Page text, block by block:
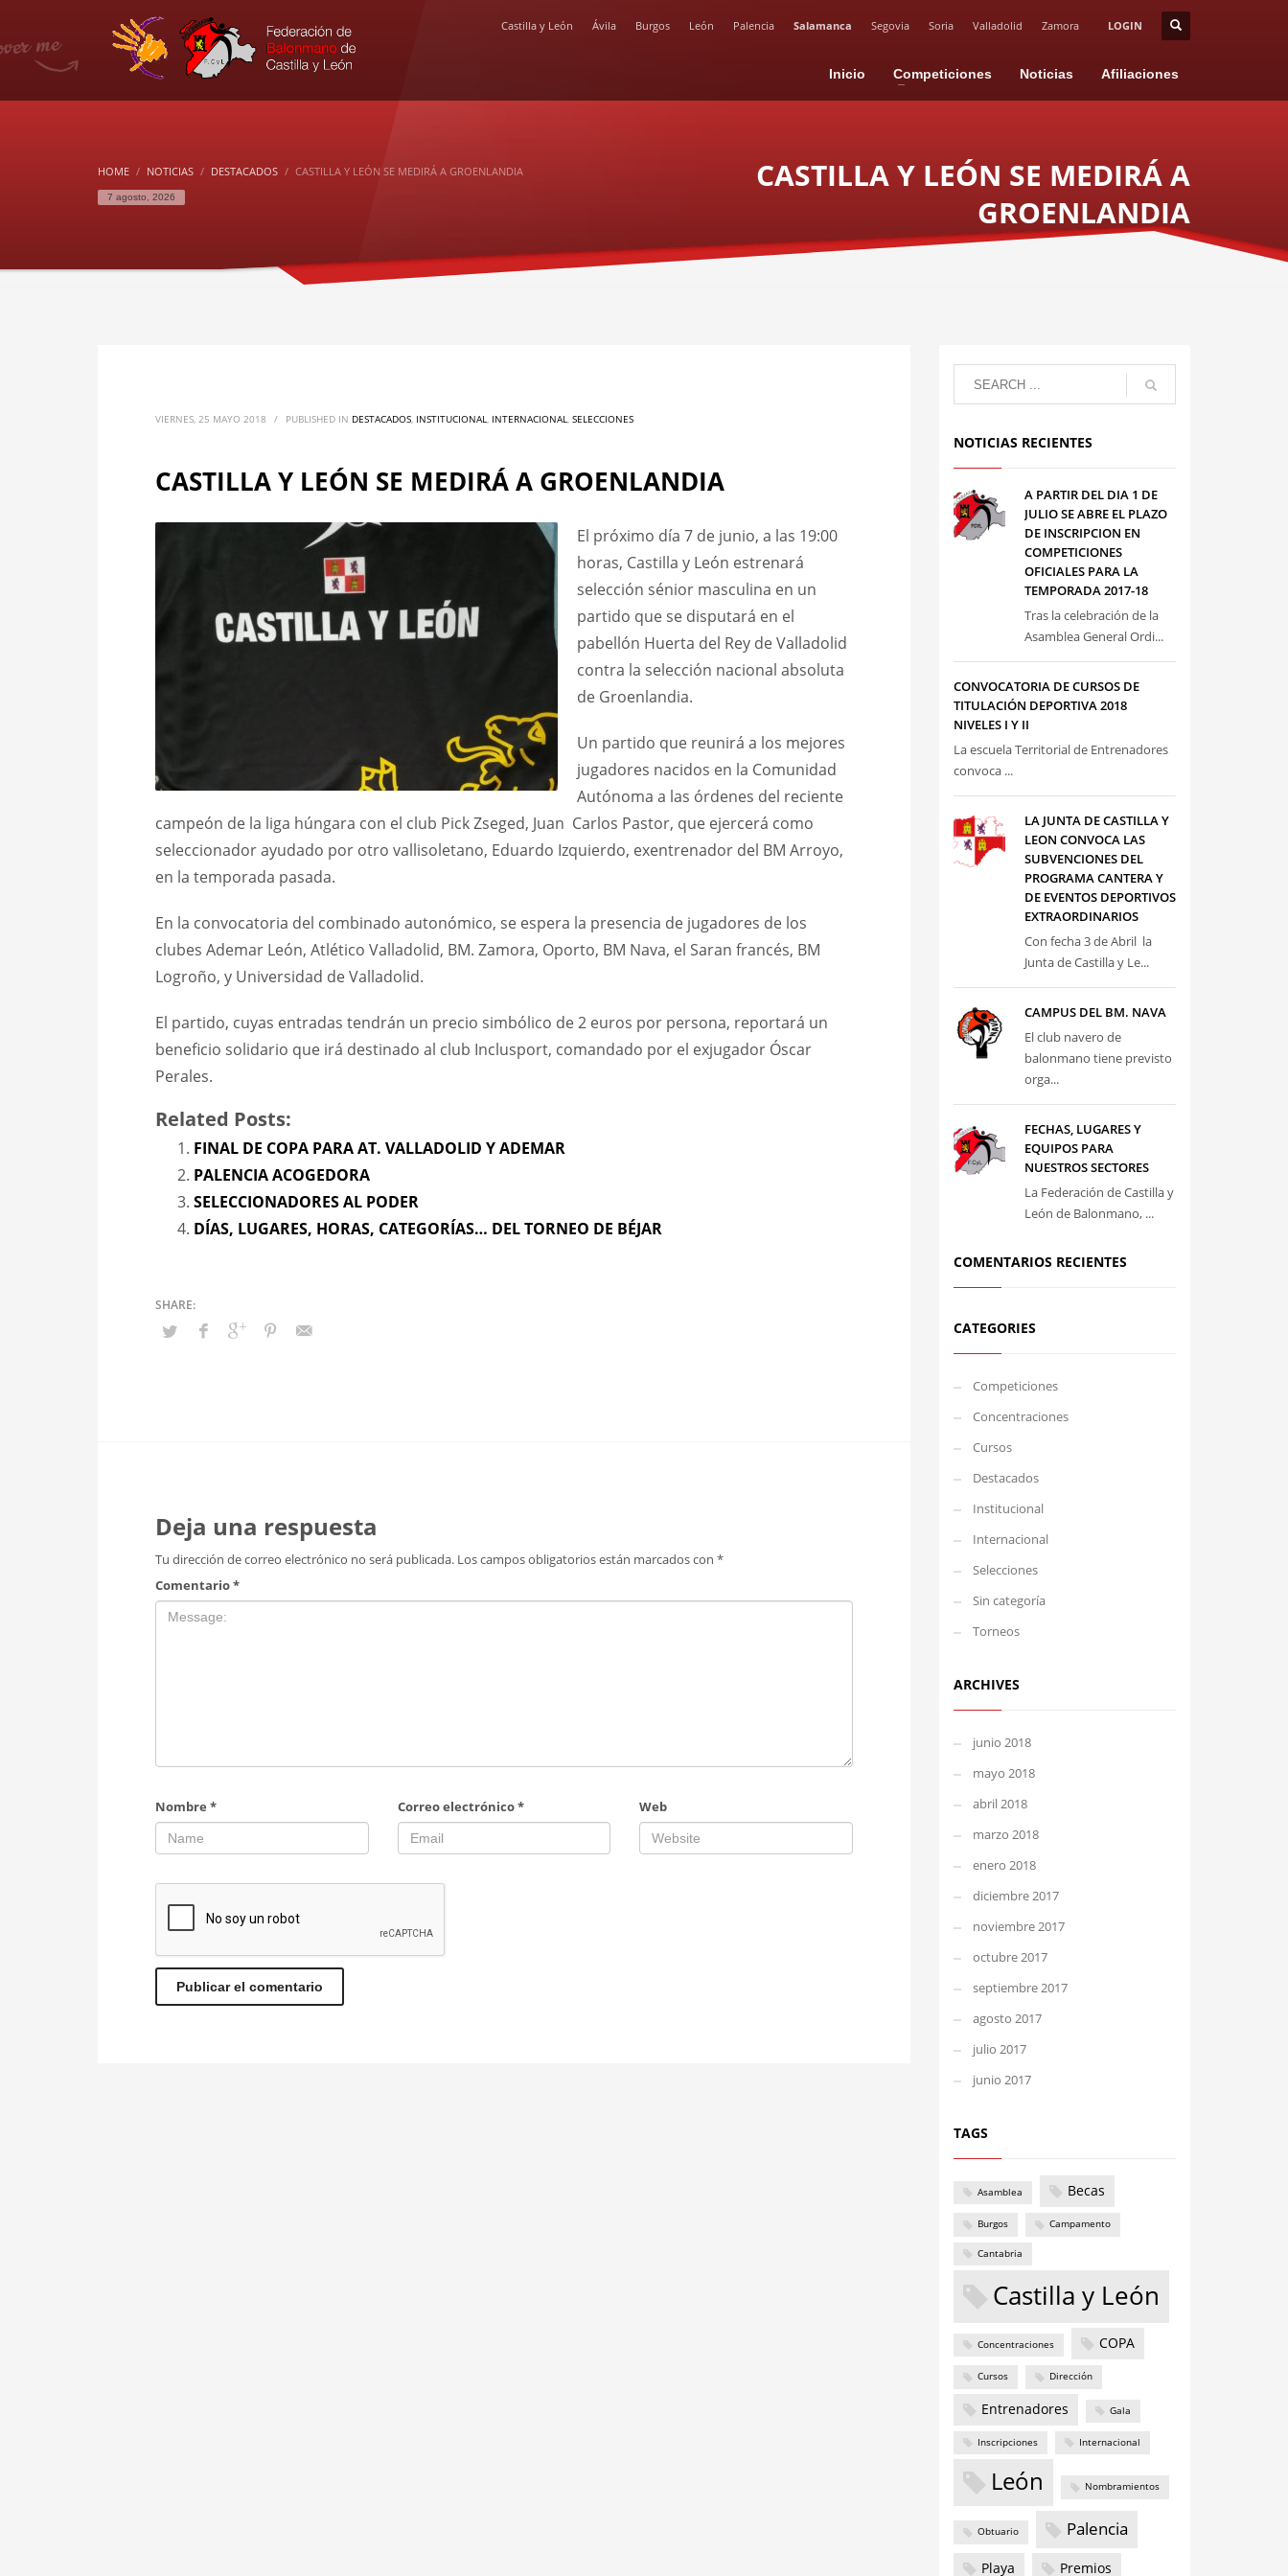
Castilla y León Ávila Burgos León Palencia Salamanca Segovia Soria Valladolid Zamora LOGIN
Inicio Competiciones Noticias Afiliaciones
HOME NOTICIAS DESTACADOS CASTILLA Y LEÓN SE MEDIRÁ A GROENLANDIA
7 agosto, 2026
CASTILLA Y LEÓN SE MEDIRÁ A
GROENLANDIA
VIERNES, 25 MAYO 2018 / PUBLISHED IN DESTACADOS, INSTITUCIONAL, INTERNACIONAL, SELECCIONES
CASTILLA Y LEÓN SE MEDIRÁ A GROENLANDIA
El próximo día 7 de junio, a las 19:00
horas, Castilla y León estrenará
selección sénior masculina en un
partido que se disputará en el
pabellón Huerta del Rey de Valladolid
contra la selección nacional absoluta
de Groenlandia.
Un partido que reunirá a los mejores
jugadores nacidos en la Comunidad
Autónoma a las órdenes del reciente
campeón de la liga húngara con el club Pick Zseged, Juan Carlos Pastor, que ejercerá como
seleccionador ayudado por otro vallisoletano, Eduardo Izquierdo, exentrenador del BM Arroyo,
en la temporada pasada.
En la convocatoria del combinado autonómico, se espera la presencia de jugadores de los
clubes Ademar León, Atlético Valladolid, BM. Zamora, Oporto, BM Nava, el Saran francés, BM
Logroño, y Universidad de Valladolid.
El partido, cuyas entradas tendrán un precio simbólico de 2 euros por persona, reportará un
beneficio solidario que irá destinado al club Inclusport, comandado por el exjugador Óscar
Perales.
Related Posts:
FINAL DE COPA PARA AT. VALLADOLID Y ADEMAR
PALENCIA ACOGEDORA
SELECCIONADORES AL PODER
DÍAS, LUGARES, HORAS, CATEGORÍAS… DEL TORNEO DE BÉJAR
Deja una respuesta
Tu dirección de correo electrónico no será publicada. Los campos obligatorios están marcados con *
Comentario*
Nombre * Correo electrónico* Web
NOTICIAS RECIENTES
A PARTIR DEL DIA 1 DE
JULIO SE ABRE EL PLAZO
DE INSCRIPCION EN
COMPETICIONES
OFICIALES PARA LA
TEMPORADA 2017-18
Tras la celebración de la
Asamblea General Ordi...
CONVOCATORIA DE CURSOS DE
TITULACIÓN DEPORTIVA 2018
NIVELES I Y II
La escuela Territorial de Entrenadores
convoca ...
LA JUNTA DE CASTILLA Y
LEON CONVOCA LAS
SUBVENCIONES DEL
PROGRAMA CANTERA Y
DE EVENTOS DEPORTIVOS
EXTRAORDINARIOS
Con fecha 3 de Abril la
Junta de Castilla y Le...
CAMPUS DEL BM. NAVA
El club navero de
balonmano tiene previsto
orga...
FECHAS, LUGARES Y
EQUIPOS PARA
NUESTROS SECTORES
La Federación de Castilla y
León de Balonmano, ...
COMENTARIOS RECIENTES
CATEGORIES
Competiciones
Concentraciones
Cursos
Destacados
Institucional
Internacional
Selecciones
Sin categoría
Torneos
ARCHIVES
junio 2018
mayo 2018
abril 2018
marzo 2018
enero 2018
diciembre 2017
noviembre 2017
octubre 2017
septiembre 2017
agosto 2017
julio 2017
junio 2017
TAGS
Asamblea Becas
Burgos Campamento
Cantabria
Castilla y León
Concentraciones COPA
Cursos Dirección
Entrenadores Gala
Inscripciones Internacional
León Nombramientos
Obtuario Palencia
Playa Premios